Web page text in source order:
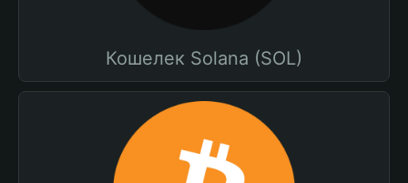
Кошелек Solana (SOL)